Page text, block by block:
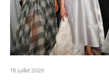
18 juillet 2026